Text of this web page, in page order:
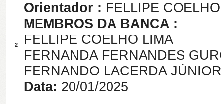
2
Orientador : FELLIPE
MEMBROS DA BANCA :
FELLIPE COELHO LIMA
FERNANDA FERNANDES
FERNANDO LACERDA JÚNIOR
Data: 20/01/2025